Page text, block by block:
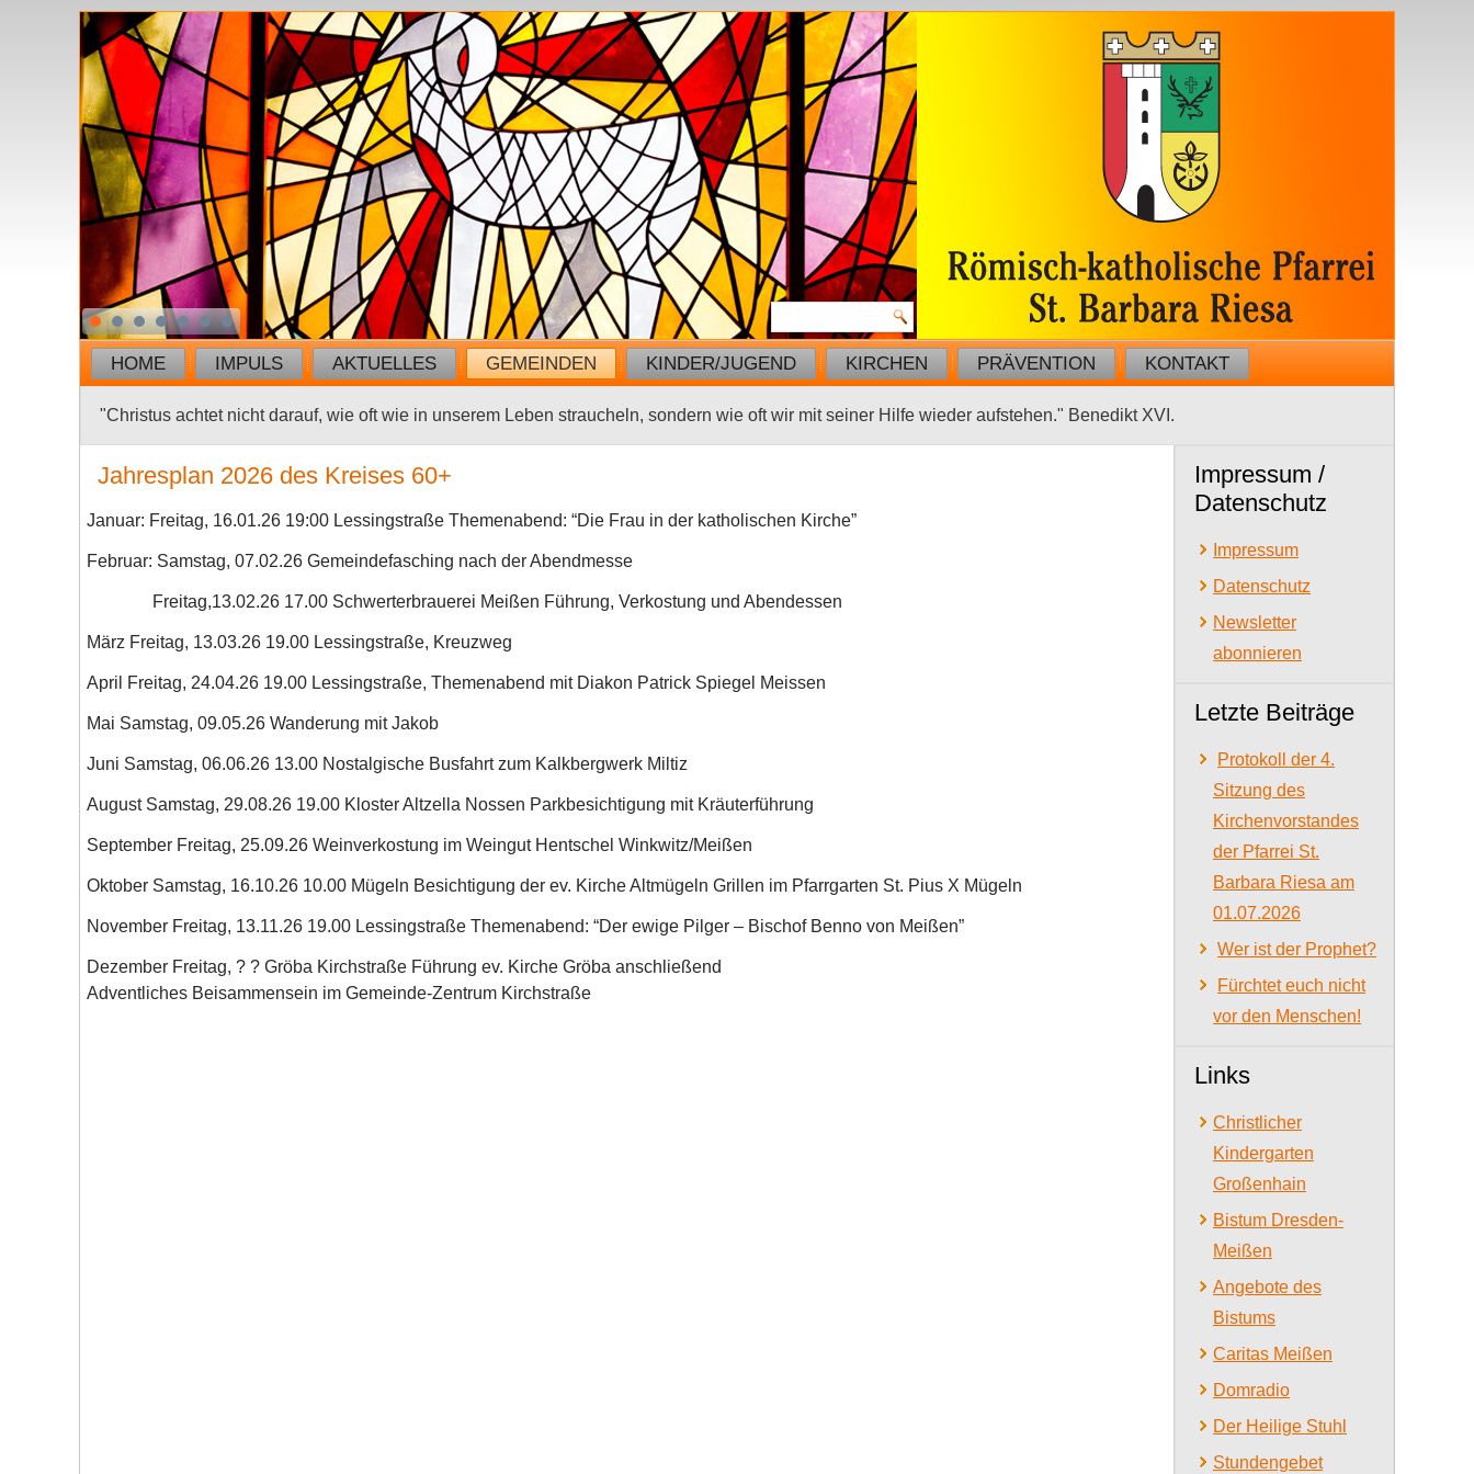
HOME IMPULS AKTUELLES GEMEINDEN KINDER/JUGEND KIRCHEN PRÄVENTION KONTAKT
"Christus achtet nicht darauf, wie oft wie in unserem Leben straucheln, sondern wie oft wir mit seiner Hilfe wieder aufstehen." Benedikt XVI.
Jahresplan 2026 des Kreises 60+
Januar: Freitag, 16.01.26 19:00 Lessingstraße Themenabend: “Die Frau in der katholischen Kirche”
Februar: Samstag, 07.02.26 Gemeindefasching nach der Abendmesse
Freitag,13.02.26 17.00 Schwerterbrauerei Meißen Führung, Verkostung und Abendessen
März Freitag, 13.03.26 19.00 Lessingstraße, Kreuzweg
April Freitag, 24.04.26 19.00 Lessingstraße, Themenabend mit Diakon Patrick Spiegel Meissen
Mai Samstag, 09.05.26 Wanderung mit Jakob
Juni Samstag, 06.06.26 13.00 Nostalgische Busfahrt zum Kalkbergwerk Miltiz
August Samstag, 29.08.26 19.00 Kloster Altzella Nossen Parkbesichtigung mit Kräuterführung
September Freitag, 25.09.26 Weinverkostung im Weingut Hentschel Winkwitz/Meißen
Oktober Samstag, 16.10.26 10.00 Mügeln Besichtigung der ev. Kirche Altmügeln Grillen im Pfarrgarten St. Pius X Mügeln
November Freitag, 13.11.26 19.00 Lessingstraße Themenabend: “Der ewige Pilger – Bischof Benno von Meißen”
Dezember Freitag, ? ? Gröba Kirchstraße Führung ev. Kirche Gröba anschließend
Adventliches Beisammensein im Gemeinde-Zentrum Kirchstraße
Impressum /
Datenschutz
Impressum
Datenschutz
Newsletter
abonnieren
Letzte Beiträge
Protokoll der 4.
Sitzung des
Kirchenvorstandes
der Pfarrei St.
Barbara Riesa am
01.07.2026
Wer ist der Prophet?
Fürchtet euch nicht
vor den Menschen!
Links
Christlicher
Kindergarten
Großenhain
Bistum Dresden-
Meißen
Angebote des
Bistums
Caritas Meißen
Domradio
Der Heilige Stuhl
Stundengebet